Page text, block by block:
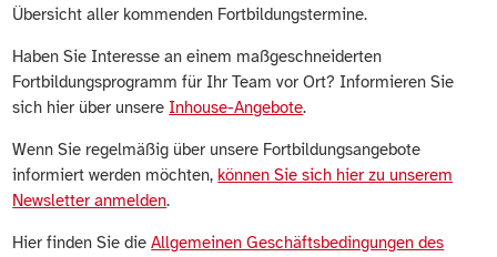
Übersicht aller kommenden Fortbildungstermine.
Haben Sie Interesse an einem maßgeschneiderten
Fortbildungsprogramm für Ihr Team vor Ort? Informieren Sie
sich hier über unsere Inhouse-Angebote.
Wenn Sie regelmäßig über unsere Fortbildungsangebote
informiert werden möchten, können Sie sich hier zu unserem
Newsletter anmelden.
Hier finden Sie dieAllgemeinen Geschäftsbedingungen des